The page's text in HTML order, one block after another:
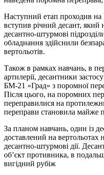
Наступний етап проходив
вступив річний десант, який
десантно-штурмові
обладнання здійснили
вертольотів.
Також в рамках навчань, в
артилерії, десантники
БМ-21 «Град» з поромної
Після цього, на поромних
переправилися на
переправи становила майже
За планом навчань, один із
доставлений на вертольотах
десантно-штурмові дії.
об’єкт противника, в
вигідний рубіж